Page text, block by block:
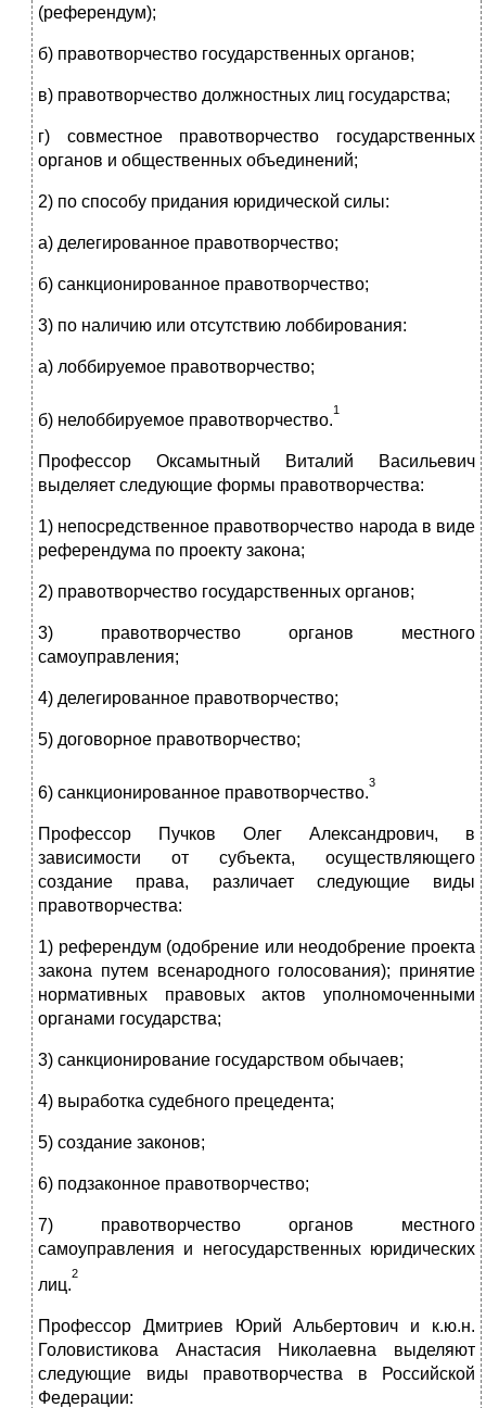
(референдум);
б) правотворчество государственных органов;
в) правотворчество должностных лиц государства;
г) совместное правотворчество государственных
органов и общественных объединений;
2) по способу придания юридической силы:
а) делегированное правотворчество;
б) санкционированное правотворчество;
3) по наличию или отсутствию лоббирования:
а) лоббируемое правотворчество;
б) нелоббируемое правотворчество.
1
Профессор Оксамытный Виталий Васильевич
выделяет следующие формы правотворчества:
1) непосредственное правотворчество народа в виде
референдума по проекту закона;
2) правотворчество государственных органов;
3) правотворчество органов местного
самоуправления;
4) делегированное правотворчество;
5) договорное правотворчество;
6) санкционированное правотворчество.
3
Профессор Пучков Олег Александрович, в
зависимости от субъекта, осуществляющего
создание права, различает следующие виды
правотворчества:
1) референдум (одобрение или неодобрение проекта
закона путем всенародного голосования); принятие
нормативных правовых актов уполномоченными
органами государства;
3) санкционирование государством обычаев;
4) выработка судебного прецедента;
5) создание законов;
6) подзаконное правотворчество;
7) правотворчество органов местного
самоуправления и негосударственных юридических
лиц.
2
Профессор Дмитриев Юрий Альбертович и к.ю.н.
Головистикова Анастасия Николаевна выделяют
следующие виды правотворчества в Российской
Федерации: